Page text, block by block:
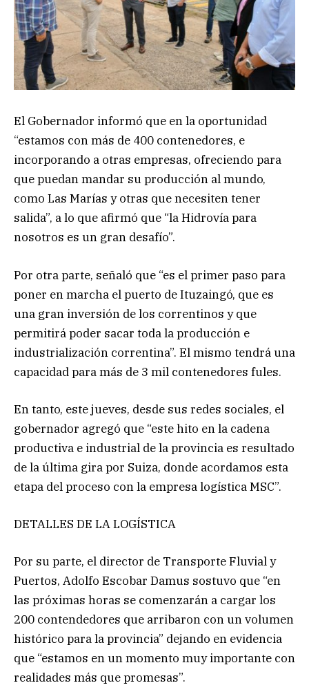
El Gobernador informó que en la oportunidad
“estamos con más de 400 contenedores, e
incorporando a otras empresas, ofreciendo para
que puedan mandar su producción al mundo,
como Las Marías y otras que necesiten tener
salida”, a lo que afirmó que “la Hidrovía para
nosotros es un gran desafío”.
Por otra parte, señaló que “es el primer paso para
poner en marcha el puerto de Ituzaingó, que es
una gran inversión de los correntinos y que
permitirá poder sacar toda la producción e
industrialización correntina”. El mismo tendrá una
capacidad para más de 3 mil contenedores fules.
En tanto, este jueves, desde sus redes sociales, el
gobernador agregó que “este hito en la cadena
productiva e industrial de la provincia es resultado
de la última gira por Suiza, donde acordamos esta
etapa del proceso con la empresa logística MSC”.
DETALLES DE LA LOGÍSTICA
Por su parte, el director de Transporte Fluvial y
Puertos, Adolfo Escobar Damus sostuvo que “en
las próximas horas se comenzarán a cargar los
200 contendedores que arribaron con un volumen
histórico para la provincia” dejando en evidencia
que “estamos en un momento muy importante con
realidades más que promesas”.